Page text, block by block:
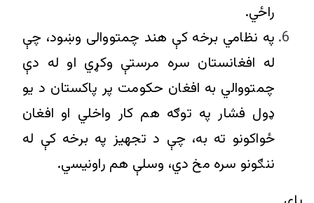
راځي.
په نظامي برخه کې هند چمتووالی وښود، چې
له افغانستان سره مرستې وکړي او له دې
چمتووالي به افغان حکومت پر پاکستان د یو
ډول فشار په توګه هم کار واخلي او افغان
ځواکونو ته به، چې د تجهیز په برخه کې له
ننګونو سره مخ دي، وسلې هم راونیسي.